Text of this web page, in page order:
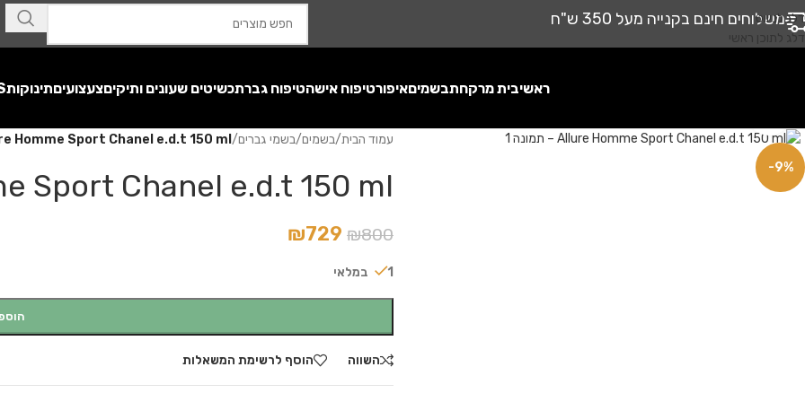
דלג לניווט
דלג לתוכן ראשי
משלוחים חינם בקנייה מעל 350 ש"ח
ראשיבית מרקחתבשמיםאיפורטיפוח אישהטיפוח גברתכשיטים שעונים ותיקיםצעצועיםתינוקות
-9%
עמוד הבית/בשמים/בשמי גברים/
Homme Sport Chanel e.d.t 150 ml
Sport Chanel e.d.t 150 ml
₪800
₪729
1 במלאי
השווה הוסף לרשימת המשאלות